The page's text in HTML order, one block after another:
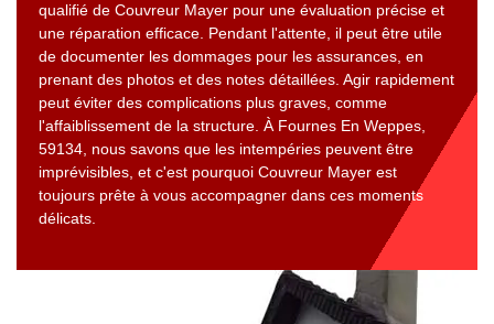
qualifié de Couvreur Mayer pour une évaluation précise et
une réparation efficace. Pendant l'attente, il peut être utile
de documenter les dommages pour les assurances, en
prenant des photos et des notes détaillées. Agir rapidement
peut éviter des complications plus graves, comme
l'affaiblissement de la structure. À Fournes En Weppes,
59134, nous savons que les intempéries peuvent être
imprévisibles, et c'est pourquoi Couvreur Mayer est
toujours prête à vous accompagner dans ces moments
délicats.